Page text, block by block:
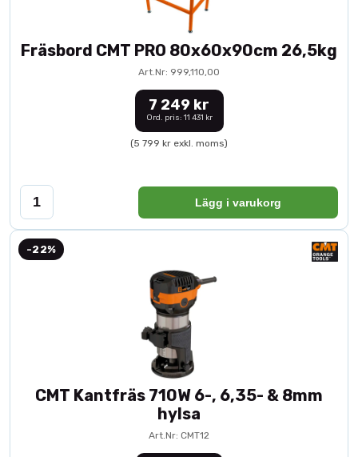
Fräsbord CMT PRO 80x60x90cm 26,5kg
Art.Nr: 999,110,00
7 249 kr
Ord. pris: 11 431 kr
(5 799 kr exkl. moms)
Lägg i varukorg
-22%
CMT Kantfräs 710W 6-, 6,35- & 8mm
hylsa
Art.Nr: CMT12